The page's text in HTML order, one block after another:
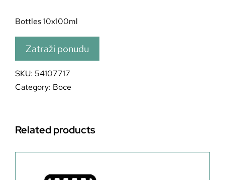
Bottles 10x100ml
Zatraži ponudu
SKU: 54107717
Category: Boce
Related products